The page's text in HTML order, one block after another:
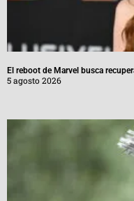
El reboot de Marvel busca
5 agosto 2026